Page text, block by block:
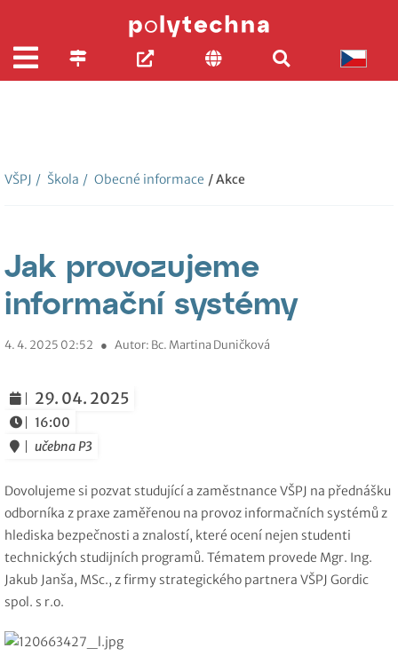
VŠPJ / Škola / Obecné informace / Akce
Jak provozujeme
informační systémy
4. 4. 2025 02:52 ● Autor: Bc. Martina Duničková
29. 04. 2025
16:00
učebna P3
Dovolujeme si pozvat studující a zaměstnance VŠPJ na přednášku
odborníka z praxe zaměřenou na provoz informačních systémů z
hlediska bezpečnosti a znalostí, které ocení nejen studenti
technických studijních programů. Tématem provede Mgr. Ing.
Jakub Janša, MSc., z firmy strategického partnera VŠPJ Gordic
spol. s r.o.